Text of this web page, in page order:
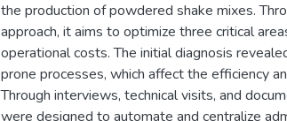
the production of powdered shake mixes.
approach, it aims to optimize three critical
operational costs. The initial diagnosis
prone processes, which affect the efficiency
Through interviews, technical visits, and
were designed to automate and centralize